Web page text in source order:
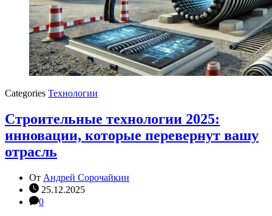
Categories Технологии
Строительные технологии 2025:
инновации, которые перевернут вашу
отрасль
От Андрей Сорочайкин
25.12.2025
0